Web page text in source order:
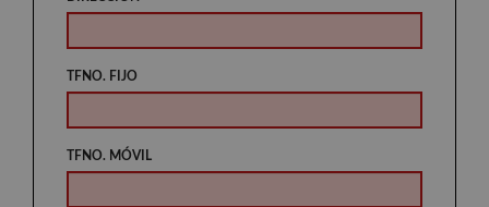
TFNO. FIJO
TFNO. MÓVIL